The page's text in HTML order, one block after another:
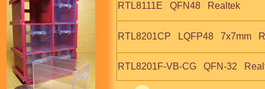
RTL8111E   QFN48   Realtek
RTL8201CP   LQFP48   7x7mm
RTL8201F-VB-CG   QFN-32